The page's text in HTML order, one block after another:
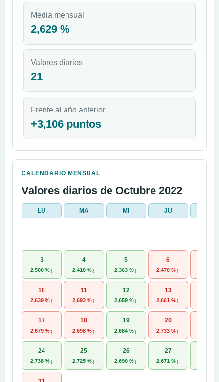
Media mensual
2,629 %
Valores diarios
21
Frente al año anterior
+3,106 puntos
CALENDARIO MENSUAL
Valores diarios de Octubre 2022
LU MA MI JU
3
2,500 %↓
4
2,410 %↓
5
2,363 % ↓
6
2,470 %↑
10
2,639 %↑
11
2,693 %↑
12
2,659 % ↓
13
2,661 %↑
17
2,679 %↑
18
2,698 %↑
19
2,684 % ↓
20
2,733 %↑
24
2,738 %↓
25
2,725 %↓
26
2,690 % ↓
27
2,671 % ↓